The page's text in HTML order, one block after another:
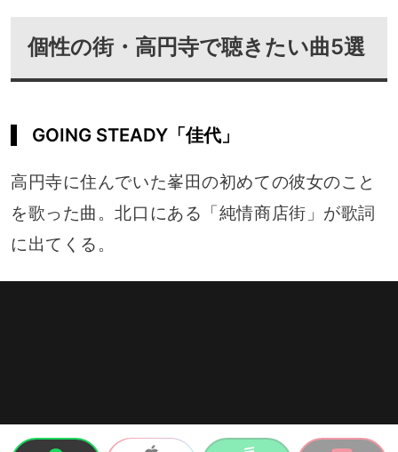
個性の街・高円寺で聴きたい曲5選
GOING STEADY「佳代」
高円寺に住んでいた峯田の初めての彼女のこと
を歌った曲。北口にある「純情商店街」が歌詞
に出てくる。